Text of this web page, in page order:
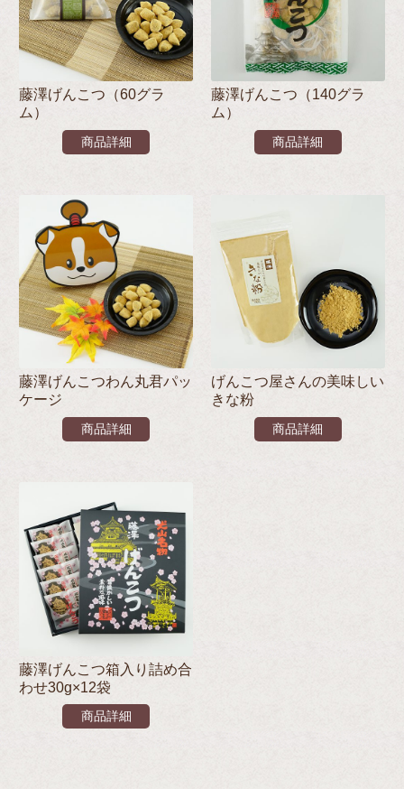
藤澤げんこつ（60グラ
ム）
商品詳細
藤澤げんこつ（140グラ
ム）
商品詳細
藤澤げんこつわん丸君パッ
ケージ
商品詳細
げんこつ屋さんの美味しい
きな粉
商品詳細
藤澤げんこつ箱入り詰め合
わせ30g×12袋
商品詳細